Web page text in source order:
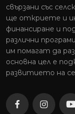
свързани със
ще откриете и
финансиране и
различни
им помагат да
основна цел е
развитието на